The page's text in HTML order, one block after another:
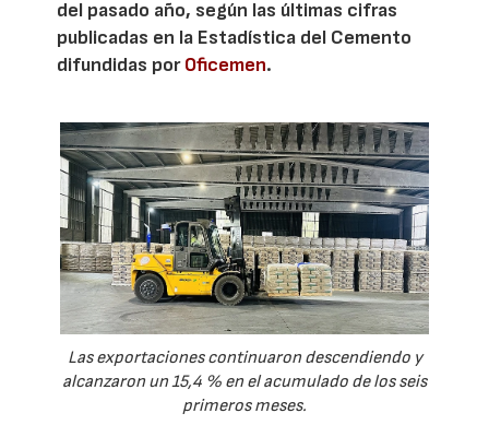
del pasado año, según las últimas cifras
publicadas en la Estadística del Cemento
difundidas porOficemen.
Las exportaciones continuaron descendiendo y
alcanzaron un 15,4 % en el acumulado de los seis
primeros meses.